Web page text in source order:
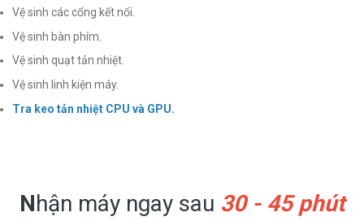
Vệ sinh các cổng kết nối.
Vệ sinh bàn phím.
Vệ sinh quạt tản nhiệt.
Vệ sinh linh kiện máy.
Tra keo tản nhiệt CPU và GPU.
Nhận máy ngay sau 30 - 45 phút